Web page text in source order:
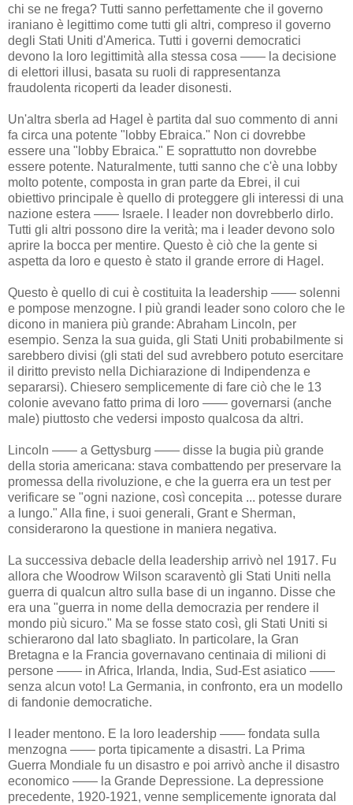
chi se ne frega? Tutti sanno perfettamente che il governo
iraniano è legittimo come tutti gli altri, compreso il governo
degli Stati Uniti d'America. Tutti i governi democratici
devono la loro legittimità alla stessa cosa —— la decisione
di elettori illusi, basata su ruoli di rappresentanza
fraudolenta ricoperti da leader disonesti.
Un'altra sberla ad Hagel è partita dal suo commento di anni
fa circa una potente "lobby Ebraica." Non ci dovrebbe
essere una "lobby Ebraica." E soprattutto non dovrebbe
essere potente. Naturalmente, tutti sanno che c'è una lobby
molto potente, composta in gran parte da Ebrei, il cui
obiettivo principale è quello di proteggere gli interessi di una
nazione estera —— Israele. I leader non dovrebberlo dirlo.
Tutti gli altri possono dire la verità; ma i leader devono solo
aprire la bocca per mentire. Questo è ciò che la gente si
aspetta da loro e questo è stato il grande errore di Hagel.
Questo è quello di cui è costituita la leadership —— solenni
e pompose menzogne. I più grandi leader sono coloro che le
dicono in maniera più grande: Abraham Lincoln, per
esempio. Senza la sua guida, gli Stati Uniti probabilmente si
sarebbero divisi (gli stati del sud avrebbero potuto esercitare
il diritto previsto nella Dichiarazione di Indipendenza e
separarsi). Chiesero semplicemente di fare ciò che le 13
colonie avevano fatto prima di loro —— governarsi (anche
male) piuttosto che vedersi imposto qualcosa da altri.
Lincoln —— a Gettysburg —— disse la bugia più grande
della storia americana: stava combattendo per preservare la
promessa della rivoluzione, e che la guerra era un test per
verificare se "ogni nazione, così concepita ... potesse durare
a lungo." Alla fine, i suoi generali, Grant e Sherman,
considerarono la questione in maniera negativa.
La successiva debacle della leadership arrivò nel 1917. Fu
allora che Woodrow Wilson scaraventò gli Stati Uniti nella
guerra di qualcun altro sulla base di un inganno. Disse che
era una "guerra in nome della democrazia per rendere il
mondo più sicuro." Ma se fosse stato così, gli Stati Uniti si
schierarono dal lato sbagliato. In particolare, la Gran
Bretagna e la Francia governavano centinaia di milioni di
persone —— in Africa, Irlanda, India, Sud-Est asiatico ——
senza alcun voto! La Germania, in confronto, era un modello
di fandonie democratiche.
I leader mentono. E la loro leadership —— fondata sulla
menzogna —— porta tipicamente a disastri. La Prima
Guerra Mondiale fu un disastro e poi arrivò anche il disastro
economico —— la Grande Depressione. La depressione
precedente, 1920-1921, venne semplicemente ignorata dal